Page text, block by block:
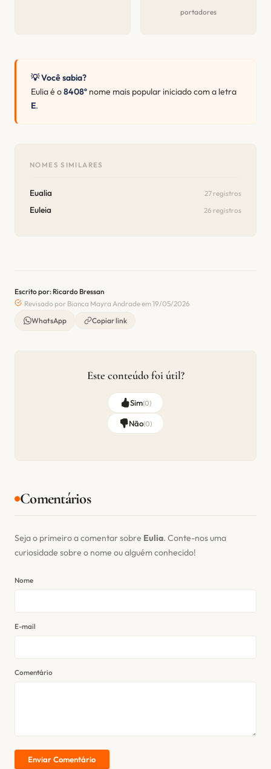
portadores
💡 Você sabia?
Eulia é o8408º nome mais popular iniciado com a letra
E.
NOMES SIMILARES
Eualia 27 registros
Euleia 26 registros
Escrito por: Ricardo Bressan
Revisado por Bianca Mayra Andrade em 19/05/2026
WhatsApp
Copiar link
Este conteúdo foi útil?
Sim(0)
Não(0)
Comentários
Seja o primeiro a comentar sobre Eulia. Conte-nos uma
curiosidade sobre o nome ou alguém conhecido!
Nome
E-mail
Comentário
Enviar Comentário